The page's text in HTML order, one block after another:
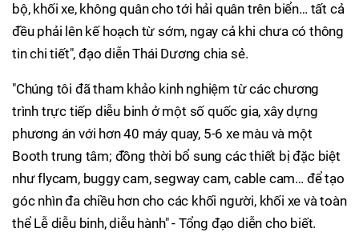
bộ, khối xe, không quân cho tới hải quân trên biển… tất cả
đều phải lên kế hoạch từ sớm, ngay cả khi chưa có thông
tin chi tiết", đạo diễn Thái Dương chia sẻ.
"Chúng tôi đã tham khảo kinh nghiệm từ các chương
trình trực tiếp diễu binh ở một số quốc gia, xây dựng
phương án với hơn 40 máy quay, 5-6 xe màu và một
Booth trung tâm; đồng thời bổ sung các thiết bị đặc biệt
như flycam, buggy cam, segway cam, cable cam… để tạo
góc nhìn đa chiều hơn cho các khối người, khối xe và toàn
thể Lễ diễu binh, diễu hành" - Tổng đạo diễn cho biết.